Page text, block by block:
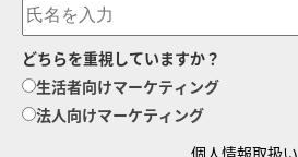
どちらを重視していますか？
生活者向けマーケティング
法人向けマーケティング
個人情報取扱い